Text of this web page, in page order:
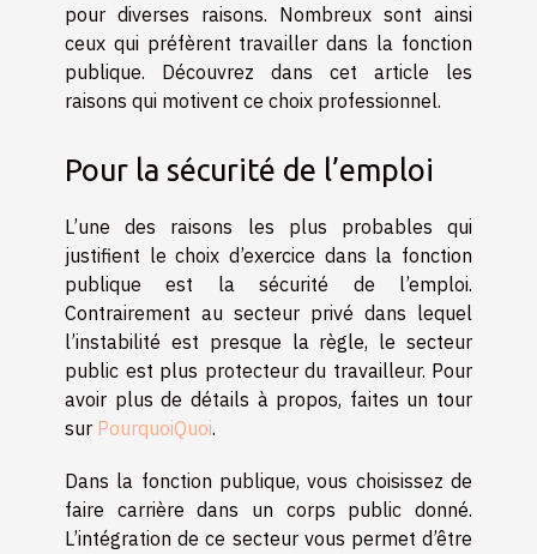
pour diverses raisons. Nombreux sont ainsi
ceux qui préfèrent travailler dans la fonction
publique. Découvrez dans cet article les
raisons qui motivent ce choix professionnel.
Pour la sécurité de l’emploi
L’une des raisons les plus probables qui
justifient le choix d’exercice dans la fonction
publique est la sécurité de l’emploi.
Contrairement au secteur privé dans lequel
l’instabilité est presque la règle, le secteur
public est plus protecteur du travailleur. Pour
avoir plus de détails à propos, faites un tour
sur PourquoiQuoi.
Dans la fonction publique, vous choisissez de
faire carrière dans un corps public donné.
L’intégration de ce secteur vous permet d’être